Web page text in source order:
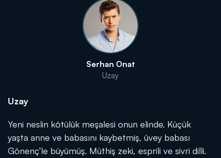
Serhan Onat
Uzay
Uzay
Yeni neslin kötülük meşalesi onun elinde. Küçük
yaşta anne ve babasını kaybetmiş, üvey babası
Gönenç’le büyümüş. Müthiş zeki, esprili ve sivri dilli.